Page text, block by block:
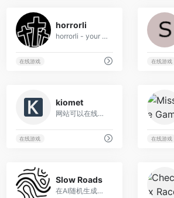
horrorli
horrorli - your horror background noise generator
在线游戏 在线游戏
kiomet
网站可以在线多人联机军事战略小游戏，从出生地开始，用所拥有的兵力慢慢扩大你的版图，最后把所有人都靠死。。。
在线游戏 在线游戏
Slow Roads
在AI随机生成的地图中可以让你暂时脱离生活，享受沿途风景！